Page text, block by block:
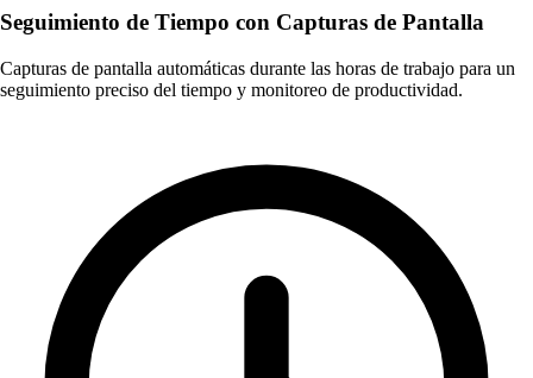
Seguimiento de Tiempo con Capturas de Pantalla
Capturas de pantalla automáticas durante las horas de trabajo para un
seguimiento preciso del tiempo y monitoreo de productividad.